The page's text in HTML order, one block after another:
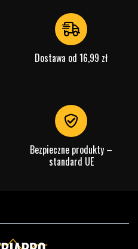
Dostawa od 16,99 zł
Bezpieczne produkty –
standard UE